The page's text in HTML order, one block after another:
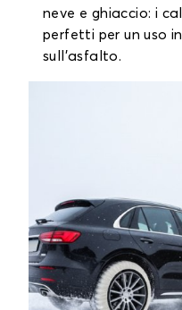
neve e ghiaccio: i
perfetti per un uso
sull'asfalto.